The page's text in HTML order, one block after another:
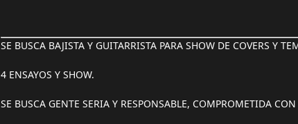
SE BUSCA BAJISTA Y GUITARRISTA PARA SHOW DE COVERS Y
4 ENSAYOS Y SHOW.
SE BUSCA GENTE SERIA Y RESPONSABLE, COMPROMETIDA CON